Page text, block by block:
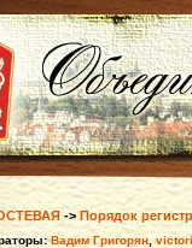
->Порядок
Вадим Григорян ,